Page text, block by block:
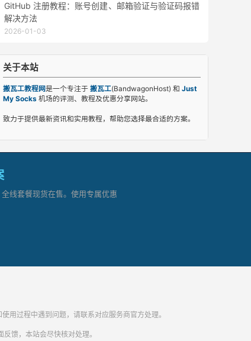
GitHub 注册教程：账号创建、邮箱验证与验证码报错
解决方法
2026-01-03
关于本站
搬瓦工教程网是一个专注于 搬瓦工(BandwagonHost) 和 Just
My Socks 机场的评测、教程及优惠分享网站。
致力于提供最新资讯和实用教程，帮助您选择最合适的方案。
线套餐现货在售。使用专属优惠
用过程中遇到问题，请联系对应服务商官方处理。
反馈，本站会尽快核对处理。